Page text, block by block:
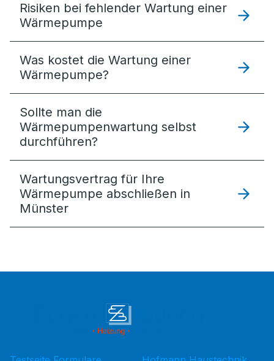
Risiken bei fehlender Wartung einer
Wärmepumpe
Was kostet die Wartung einer
Wärmepumpe?
Sollte man die
Wärmepumpenwartung selbst
durchführen?
Wartungsvertrag für Ihre
Wärmepumpe abschließen in
Münster